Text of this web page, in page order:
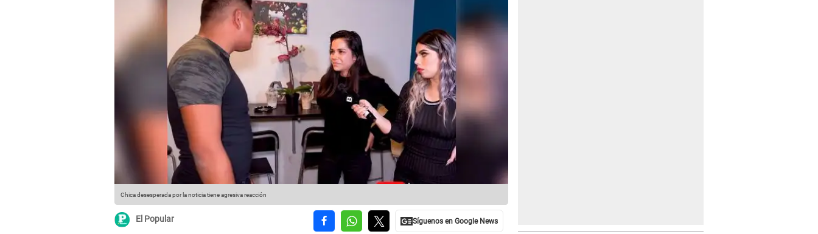
Chica desesperada por la noticia tiene agresiva reacción
El Popular